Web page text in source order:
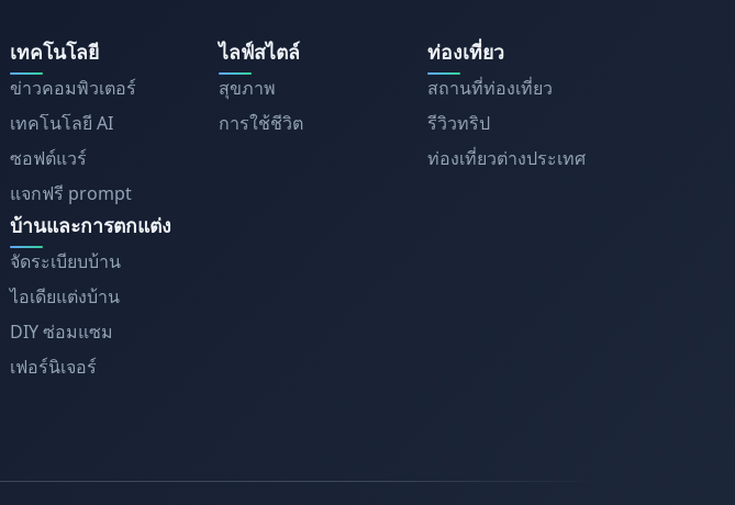
เทคโนโลยี
ข่าวคอมพิวเตอร์
เทคโนโลยี AI
ซอฟต์แวร์
แจกฟรี prompt
บ้านและการตกแต่ง
จัดระเบียบบ้าน
ไอเดียแต่งบ้าน
DIY ซ่อมแซม
เฟอร์นิเจอร์
ไลฟ์สไตล์
สุขภาพ
การใช้ชีวิต
ท่องเที่ยว
สถานที่ท่องเที่ยว
รีวิวทริป
ท่องเที่ยวต่างประเทศ